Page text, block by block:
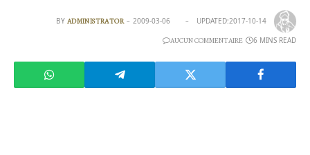
BY ADMINISTRATOR 2009-03-06 UPDATED:2017-10-14
AUCUN COMMENTAIRE 6 MINS READ